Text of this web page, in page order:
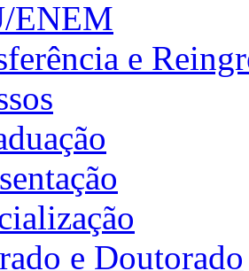
ENEM
e
e Doutorado